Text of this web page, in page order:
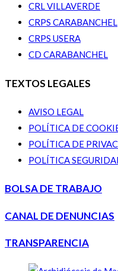
CRL VILLAVERDE
CRPS CARABANCHEL
CRPS USERA
CD CARABANCHEL
TEXTOS LEGALES
AVISO LEGAL
POLÍTICA DE
POLÍTICA DE
POLÍTICA
BOLSA DE TRABAJO
CANAL DE DENUNCIAS
TRANSPARENCIA